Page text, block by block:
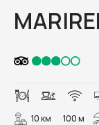
10 км 100 м